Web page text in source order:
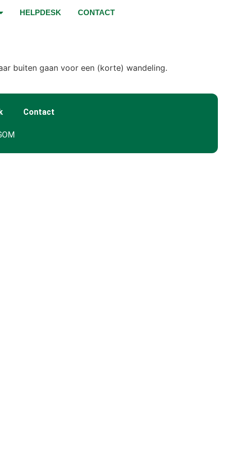
HELPDESK CONTACT
buiten gaan voor een (korte) wandeling.
Contact